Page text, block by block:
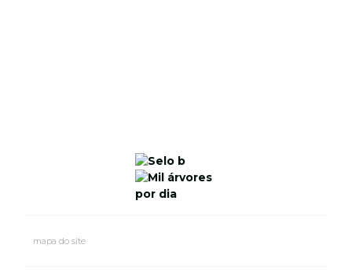
mapa do site